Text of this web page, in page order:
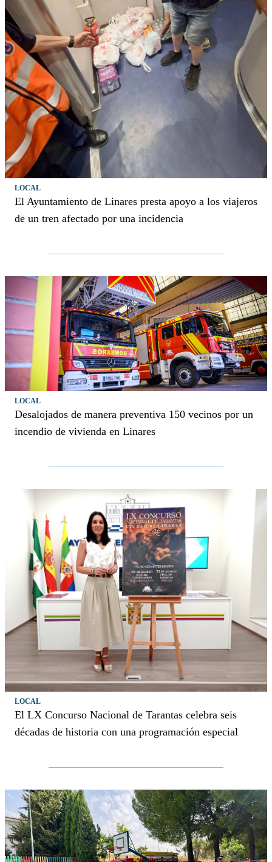
LOCAL
El Ayuntamiento de Linares presta apoyo a los viajeros
de un tren afectado por una incidencia
LOCAL
Desalojados de manera preventiva 150 vecinos por un
incendio de vivienda en Linares
LOCAL
El LX Concurso Nacional de Tarantas celebra seis
décadas de historia con una programación especial